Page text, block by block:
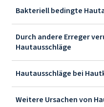
Bakteriell bedingte
Durch andere Erreger
Hautausschläge
Hautausschläge bei
Weitere Ursachen von